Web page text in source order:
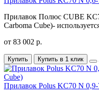
Прилавок Полюс CUBE
Carboma Cube)-
от 83 002 р.
Купить Купить в 1 клик
Прилавок Polus KC70 N